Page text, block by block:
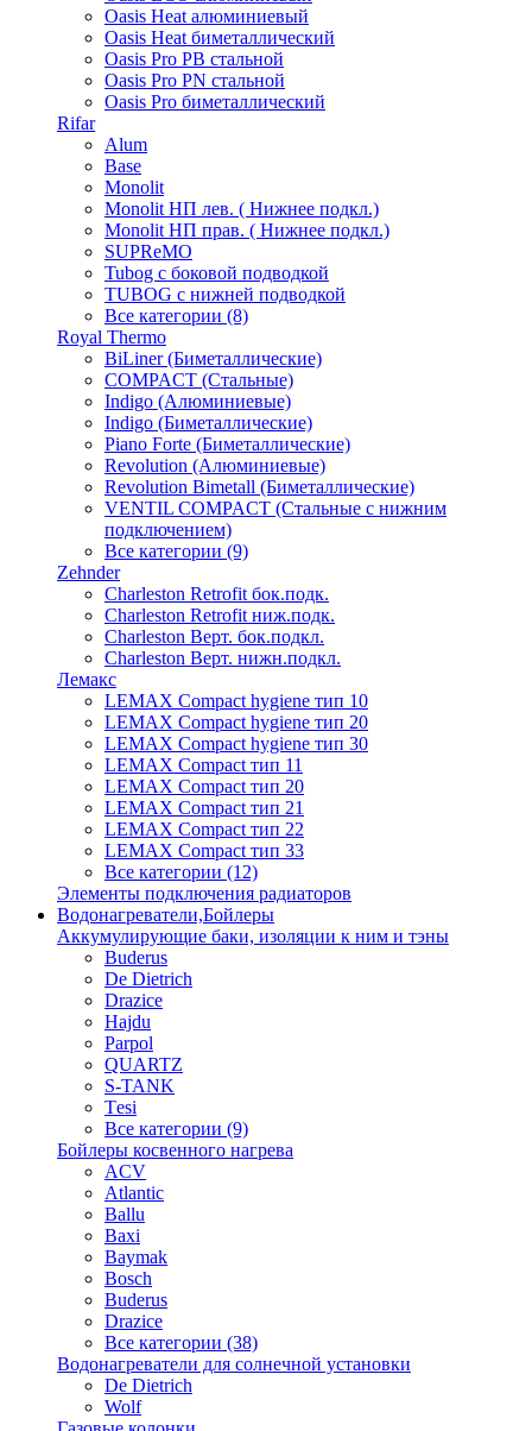
Oasis Heat алюминиевый
Oasis Heat биметаллический
Oasis Pro PB стальной
Oasis Pro PN стальной
Oasis Pro биметаллический
Rifar
Alum
Base
Monolit
Monolit НП лев. ( Нижнее подкл.)
Monolit НП прав. ( Нижнее подкл.)
SUPReMO
Tubog с боковой подводкой
TUBOG с нижней подводкой
Все категории (8)
Royal Thermo
BiLiner (Биметаллические)
COMPACT (Стальные)
Indigo (Алюминиевые)
Indigo (Биметаллические)
Piano Forte (Биметаллические)
Revolution (Алюминиевые)
Revolution Bimetall (Биметаллические)
VENTIL COMPACT (Стальные с нижним
подключением)
Все категории (9)
Zehnder
Charleston Retrofit бок.подк.
Charleston Retrofit ниж.подк.
Charleston Верт. бок.подкл.
Charleston Верт. нижн.подкл.
Лемакс
LEMAX Compact hygiene тип 10
LEMAX Compact hygiene тип 20
LEMAX Compact hygiene тип 30
LEMAX Compact тип 11
LEMAX Compact тип 20
LEMAX Compact тип 21
LEMAX Compact тип 22
LEMAX Compact тип 33
Все категории (12)
Элементы подключения радиаторов
Водонагреватели,Бойлеры
Аккумулирующие баки, изоляции к ним и тэны
Buderus
De Dietrich
Drazice
Hajdu
Parpol
QUARTZ
S-TANK
Tеsi
Все категории (9)
Бойлеры косвенного нагрева
ACV
Atlantic
Ballu
Baxi
Baymak
Bosch
Buderus
Drazice
Все категории (38)
Водонагреватели для солнечной установки
De Dietrich
Wolf